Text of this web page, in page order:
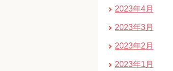
2023年4月
2023年3月
2023年2月
2023年1月